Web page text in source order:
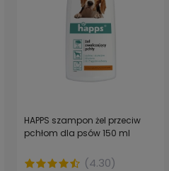
HAPPS szampon żel przeciw
pchłom dla psów 150 ml
(4.30)